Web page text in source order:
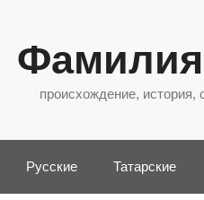
происхождение, история,
Русские Татарские